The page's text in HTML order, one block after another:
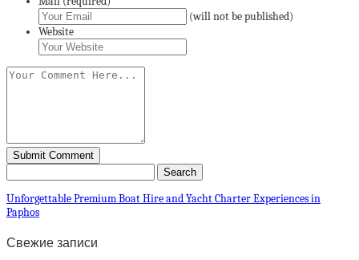
(will not be published)
Website
Unforgettable Premium Boat Hire and Yacht Charter Experiences in
Paphos
Свежие записи